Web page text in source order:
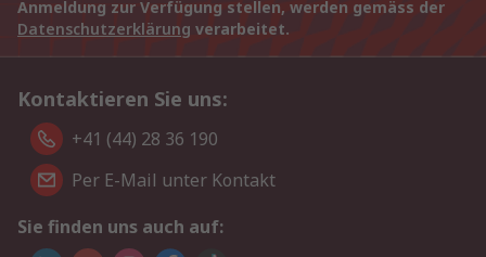
Anmeldung zur Verfügung stellen, werden gemäss der
Datenschutzerklärung verarbeitet.
Kontaktieren Sie uns:
+41 (44) 28 36 190
Per E-Mail unter Kontakt
Sie finden uns auch auf: